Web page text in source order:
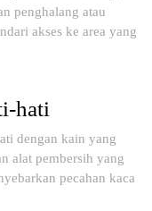
penghalang atau
akses ke area yang
hati
dengan kain yang
alat pembersih yang
pecahan kaca